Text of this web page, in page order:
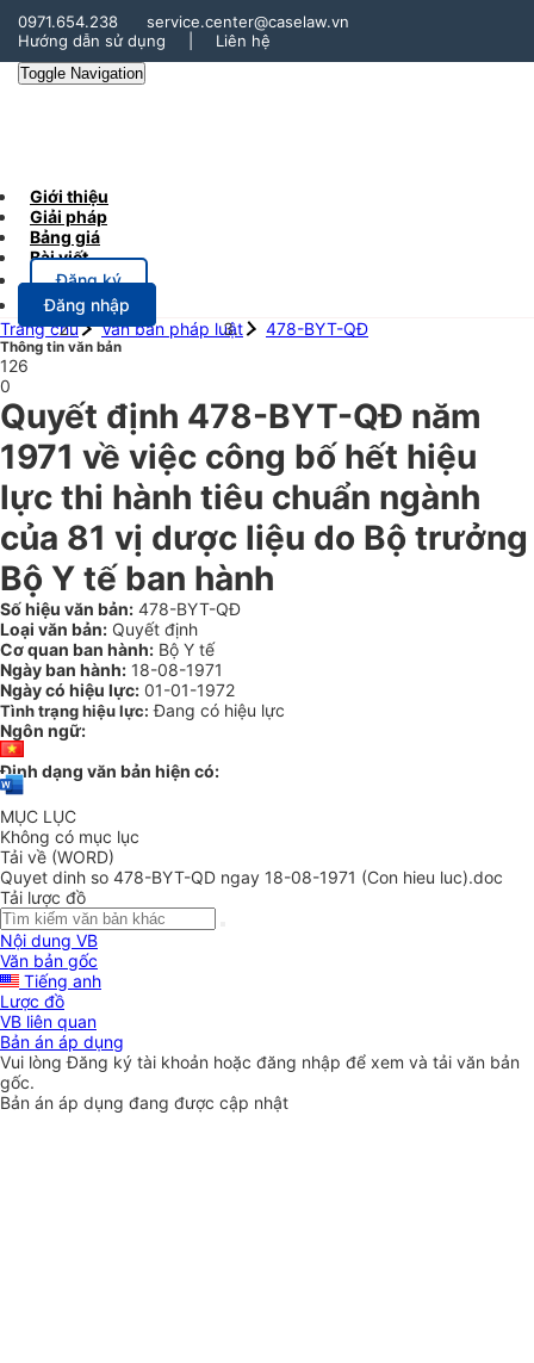
0971.654.238
service.center@caselaw.vn
Hướng dẫn sử dụng
Liên hệ
Toggle Navigation
Giới thiệu
Giải pháp
Bảng giá
Bài viết
Đăng ký
Đăng nhập
Trang chủ
Văn bản pháp luật 478-BYT-QĐ
Thông tin văn bản
126
0
Quyết định 478-BYT-QĐ năm
1971 về việc công bố hết hiệu
lực thi hành tiêu chuẩn ngành
của 81 vị dược liệu do Bộ trưởng
Bộ Y tế ban hành
Số hiệu văn bản: 478-BYT-QĐ
Loại văn bản: Quyết định
Cơ quan ban hành: Bộ Y tế
Ngày ban hành: 18-08-1971
Ngày có hiệu lực: 01-01-1972
Tình trạng hiệu lực: Đang có hiệu lực
Ngôn ngữ:
Định dạng văn bản hiện có:
MỤC LỤC
Không có mục lục
Tải về (WORD)
Quyet dinh so 478-BYT-QD ngay 18-08-1971 (Con hieu luc).doc
Tải lược đồ
Nội dung VB
Văn bản gốc
Tiếng anh
Lược đồ
VB liên quan
Bản án áp dụng
Vui lòngĐăng ký tài khoản hoặc đăng nhập để xem và tải văn bản
gốc.
Bản án áp dụng đang được cập nhật